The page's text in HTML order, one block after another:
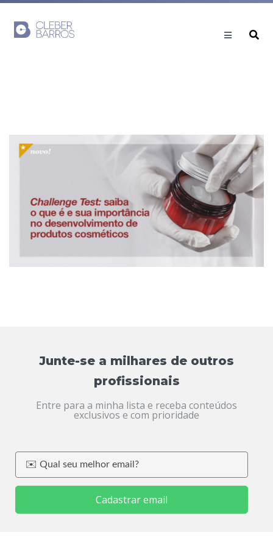
Junte-se a milhares de outros
profissionais
Entre para a minha lista e receba conteúdos
exclusivos e com prioridade
Cadastrar email